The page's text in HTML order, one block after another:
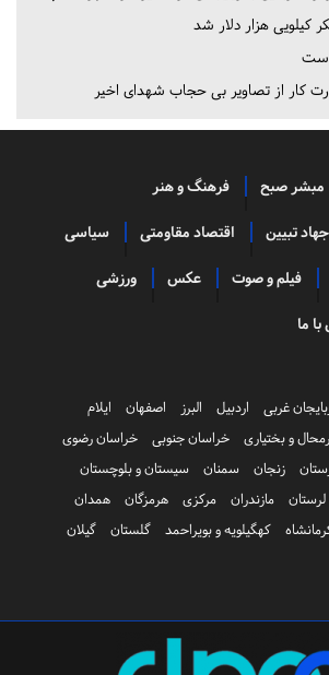
کیلویی هزار دلار شد
کار از تصاویر بی حجاب شهدای اخیر
مبشر صبح فرهنگ و هنر
جهاد تبیین اقتصاد مقاومتی سیاسی
فیلم و صوت عکس ورزشی
ما
غربی اردبیل البرز اصفهان
ایلام
و بختیاری خراسان جنوبی
خراسان رضوی
زنجان سمنان
سیستان و بلوچستان
لرستان مازندران مرکزی هرمزگان
همدان
کهگیلویه و بویراحمد گلستان
گیلان